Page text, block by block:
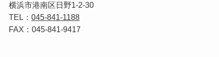
横浜市港南区日野1-2-30
TEL： 045-841-1188
FAX：045-841-9417